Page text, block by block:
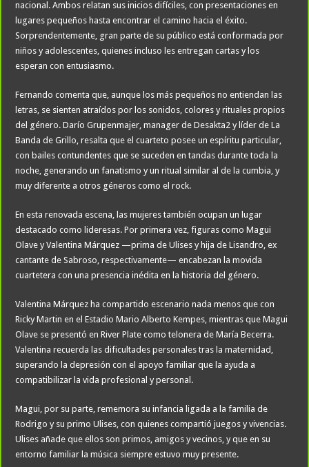
nacional. Ambos relatan sus inicios difíciles, con presentaciones en
lugares pequeños hasta encontrar el camino hacia el éxito.
Sorprendentemente, gran parte de su público está conformada por
niños y adolescentes, quienes incluso les entregan cartas y los
esperan con entusiasmo.
Fernando comenta que, aunque los más pequeños no entiendan las
letras, se sienten atraídos por los sonidos, colores y rituales propios
del género. Darío Grupenmajer, manager de Desakta2 y líder de La
Banda de Grillo, resalta que el cuarteto posee un espíritu particular,
con bailes contundentes que se suceden en tandas durante toda la
noche, generando un fanatismo y un ritual similar al de la cumbia, y
muy diferente a otros géneros como el rock.
En esta renovada escena, las mujeres también ocupan un lugar
destacado como lideresas. Por primera vez, figuras como Magui
Olave y Valentina Márquez —prima de Ulises y hija de Lisandro, ex
cantante de Sabroso, respectivamente— encabezan la movida
cuartetera con una presencia inédita en la historia del género.
Valentina Márquez ha compartido escenario nada menos que con
Ricky Martin en el Estadio Mario Alberto Kempes, mientras que Magui
Olave se presentó en River Plate como telonera de María Becerra.
Valentina recuerda las dificultades personales tras la maternidad,
superando la depresión con el apoyo familiar que la ayuda a
compatibilizar la vida profesional y personal.
Magui, por su parte, rememora su infancia ligada a la familia de
Rodrigo y su primo Ulises, con quienes compartió juegos y vivencias.
Ulises añade que ellos son primos, amigos y vecinos, y que en su
entorno familiar la música siempre estuvo muy presente.